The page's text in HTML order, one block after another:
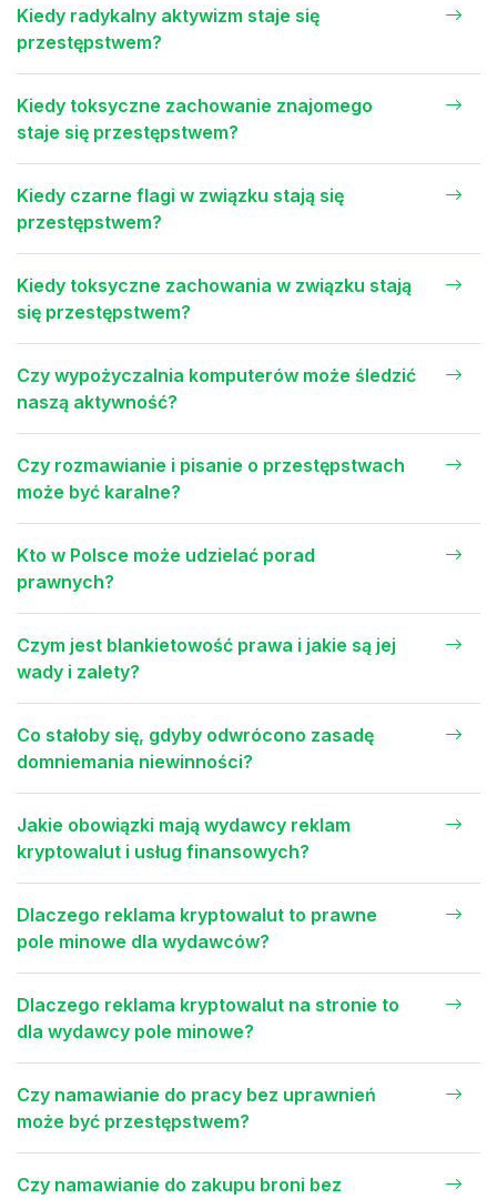
Kiedy radykalny aktywizm staje się
przestępstwem?
Kiedy toksyczne zachowanie znajomego
staje się przestępstwem?
Kiedy czarne flagi w związku stają się
przestępstwem?
Kiedy toksyczne zachowania w związku stają
się przestępstwem?
Czy wypożyczalnia komputerów może śledzić
naszą aktywność?
Czy rozmawianie i pisanie o przestępstwach
może być karalne?
Kto w Polsce może udzielać porad
prawnych?
Czym jest blankietowość prawa i jakie są jej
wady i zalety?
Co stałoby się, gdyby odwrócono zasadę
domniemania niewinności?
Jakie obowiązki mają wydawcy reklam
kryptowalut i usług finansowych?
Dlaczego reklama kryptowalut to prawne
pole minowe dla wydawców?
Dlaczego reklama kryptowalut na stronie to
dla wydawcy pole minowe?
Czy namawianie do pracy bez uprawnień
może być przestępstwem?
Czy namawianie do zakupu broni bez